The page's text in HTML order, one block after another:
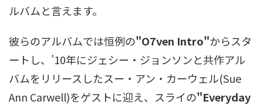
ルバムと言えます。
彼らのアルバムでは恒例の"O7ven Intro"からスタ
ートし、’10年にジェシー・ジョンソンと共作アル
バムをリリースしたスー・アン・カーウェル(Sue
Ann Carwell)をゲストに迎え、スライの"Everyday